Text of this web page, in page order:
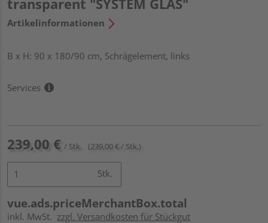
Artikelinformationen
B x H: 90 x 180/90 cm, Schrägelement, links
Services
239,00 € / Stk. (239,00 € / Stk.)
Stk.
vue.ads.priceMerchantBox.total
inkl. MwSt. zzgl. Versandkosten für Stückgut